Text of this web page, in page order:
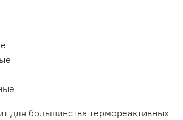
для большинства термореактивных